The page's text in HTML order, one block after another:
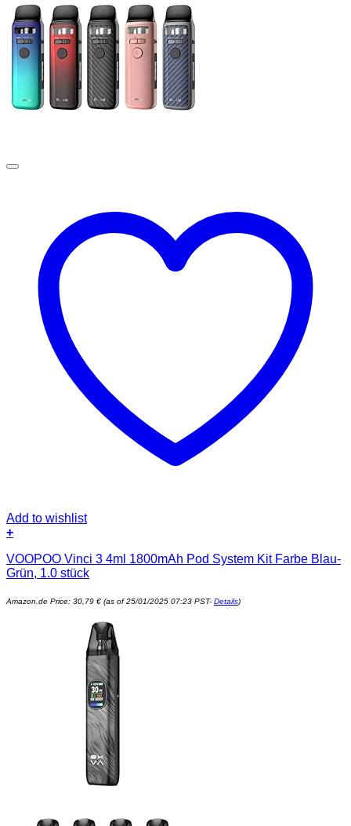
Add to wishlist
+
VOOPOO Vinci 3 4ml 1800mAh Pod System Kit Farbe Blau-
Grün, 1.0 stück
Amazon.de Price: 30,79 € (as of 25/01/2025 07:23 PST- Details)